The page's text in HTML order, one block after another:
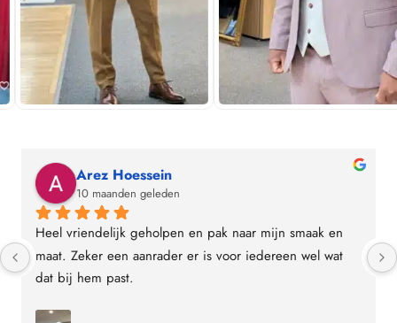
Arez Hoessein
10 maanden geleden
Heel vriendelijk geholpen en pak naar mijn smaak en
maat. Zeker een aanrader er is voor iedereen wel wat
dat bij hem past.